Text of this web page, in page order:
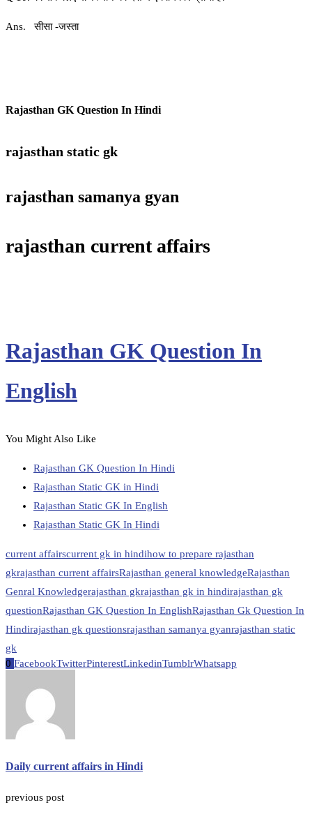
Ans. सीसा -जस्ता
Rajasthan GK Question In Hindi
rajasthan static gk
rajasthan samanya gyan
rajasthan current affairs
Rajasthan GK Question In
English
You Might Also Like
Rajasthan GK Question In Hindi
Rajasthan Static GK in Hindi
Rajasthan Static GK In English
Rajasthan Static GK In Hindi
current affairscurrent gk in hindihow to prepare rajasthan
gkrajasthan current affairsRajasthan general knowledgeRajasthan
Genral Knowledgerajasthan gkrajasthan gk in hindirajasthan gk
questionRajasthan GK Question In EnglishRajasthan Gk Question In
Hindirajasthan gk questionsrajasthan samanya gyanrajasthan static
gk
0 FacebookTwitterPinterestLinkedinTumblrWhatsapp
Daily current affairs in Hindi
previous post